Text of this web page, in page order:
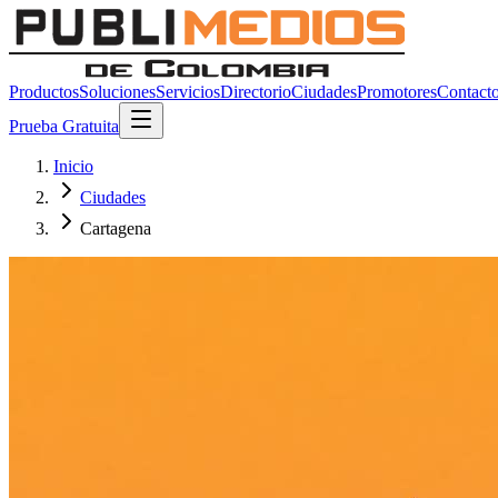
ProductosSolucionesServiciosDirectorioCiudadesPromotores
Prueba Gratuita
Inicio
Ciudades
Cartagena